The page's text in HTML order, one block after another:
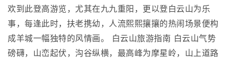
欢到此登高游览，尤其在九九重阳，更以登白云山为乐
事，每逢此时，扶老携幼，人流熙熙攘攘的热闹场景便构
成羊城一幅独特的风情画。 白云山旅游指南 白云山气势
磅礴，山峦起伏，沟谷纵横，最高峰为摩星岭，山上道路